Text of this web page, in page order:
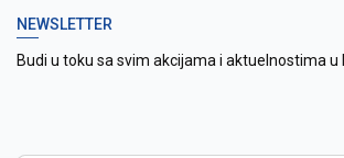
NEWSLETTER
Budi u toku sa svim akcijama i aktuelnostima u